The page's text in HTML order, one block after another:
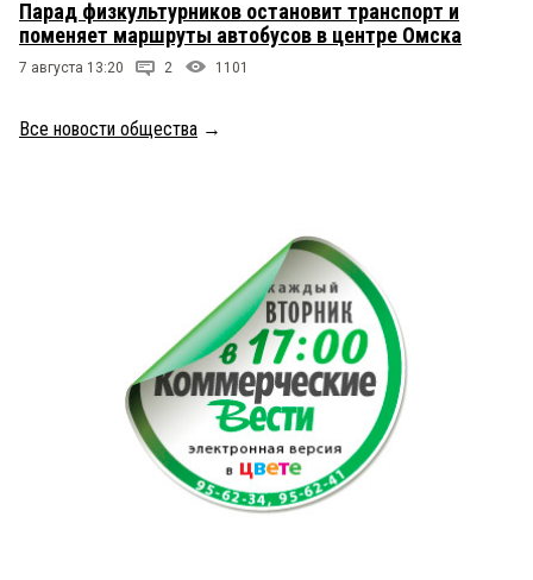
Парад физкультурников остановит транспорт и
поменяет маршруты автобусов в центре Омска
7 августа 13:20 2 1101
Все новости общества →